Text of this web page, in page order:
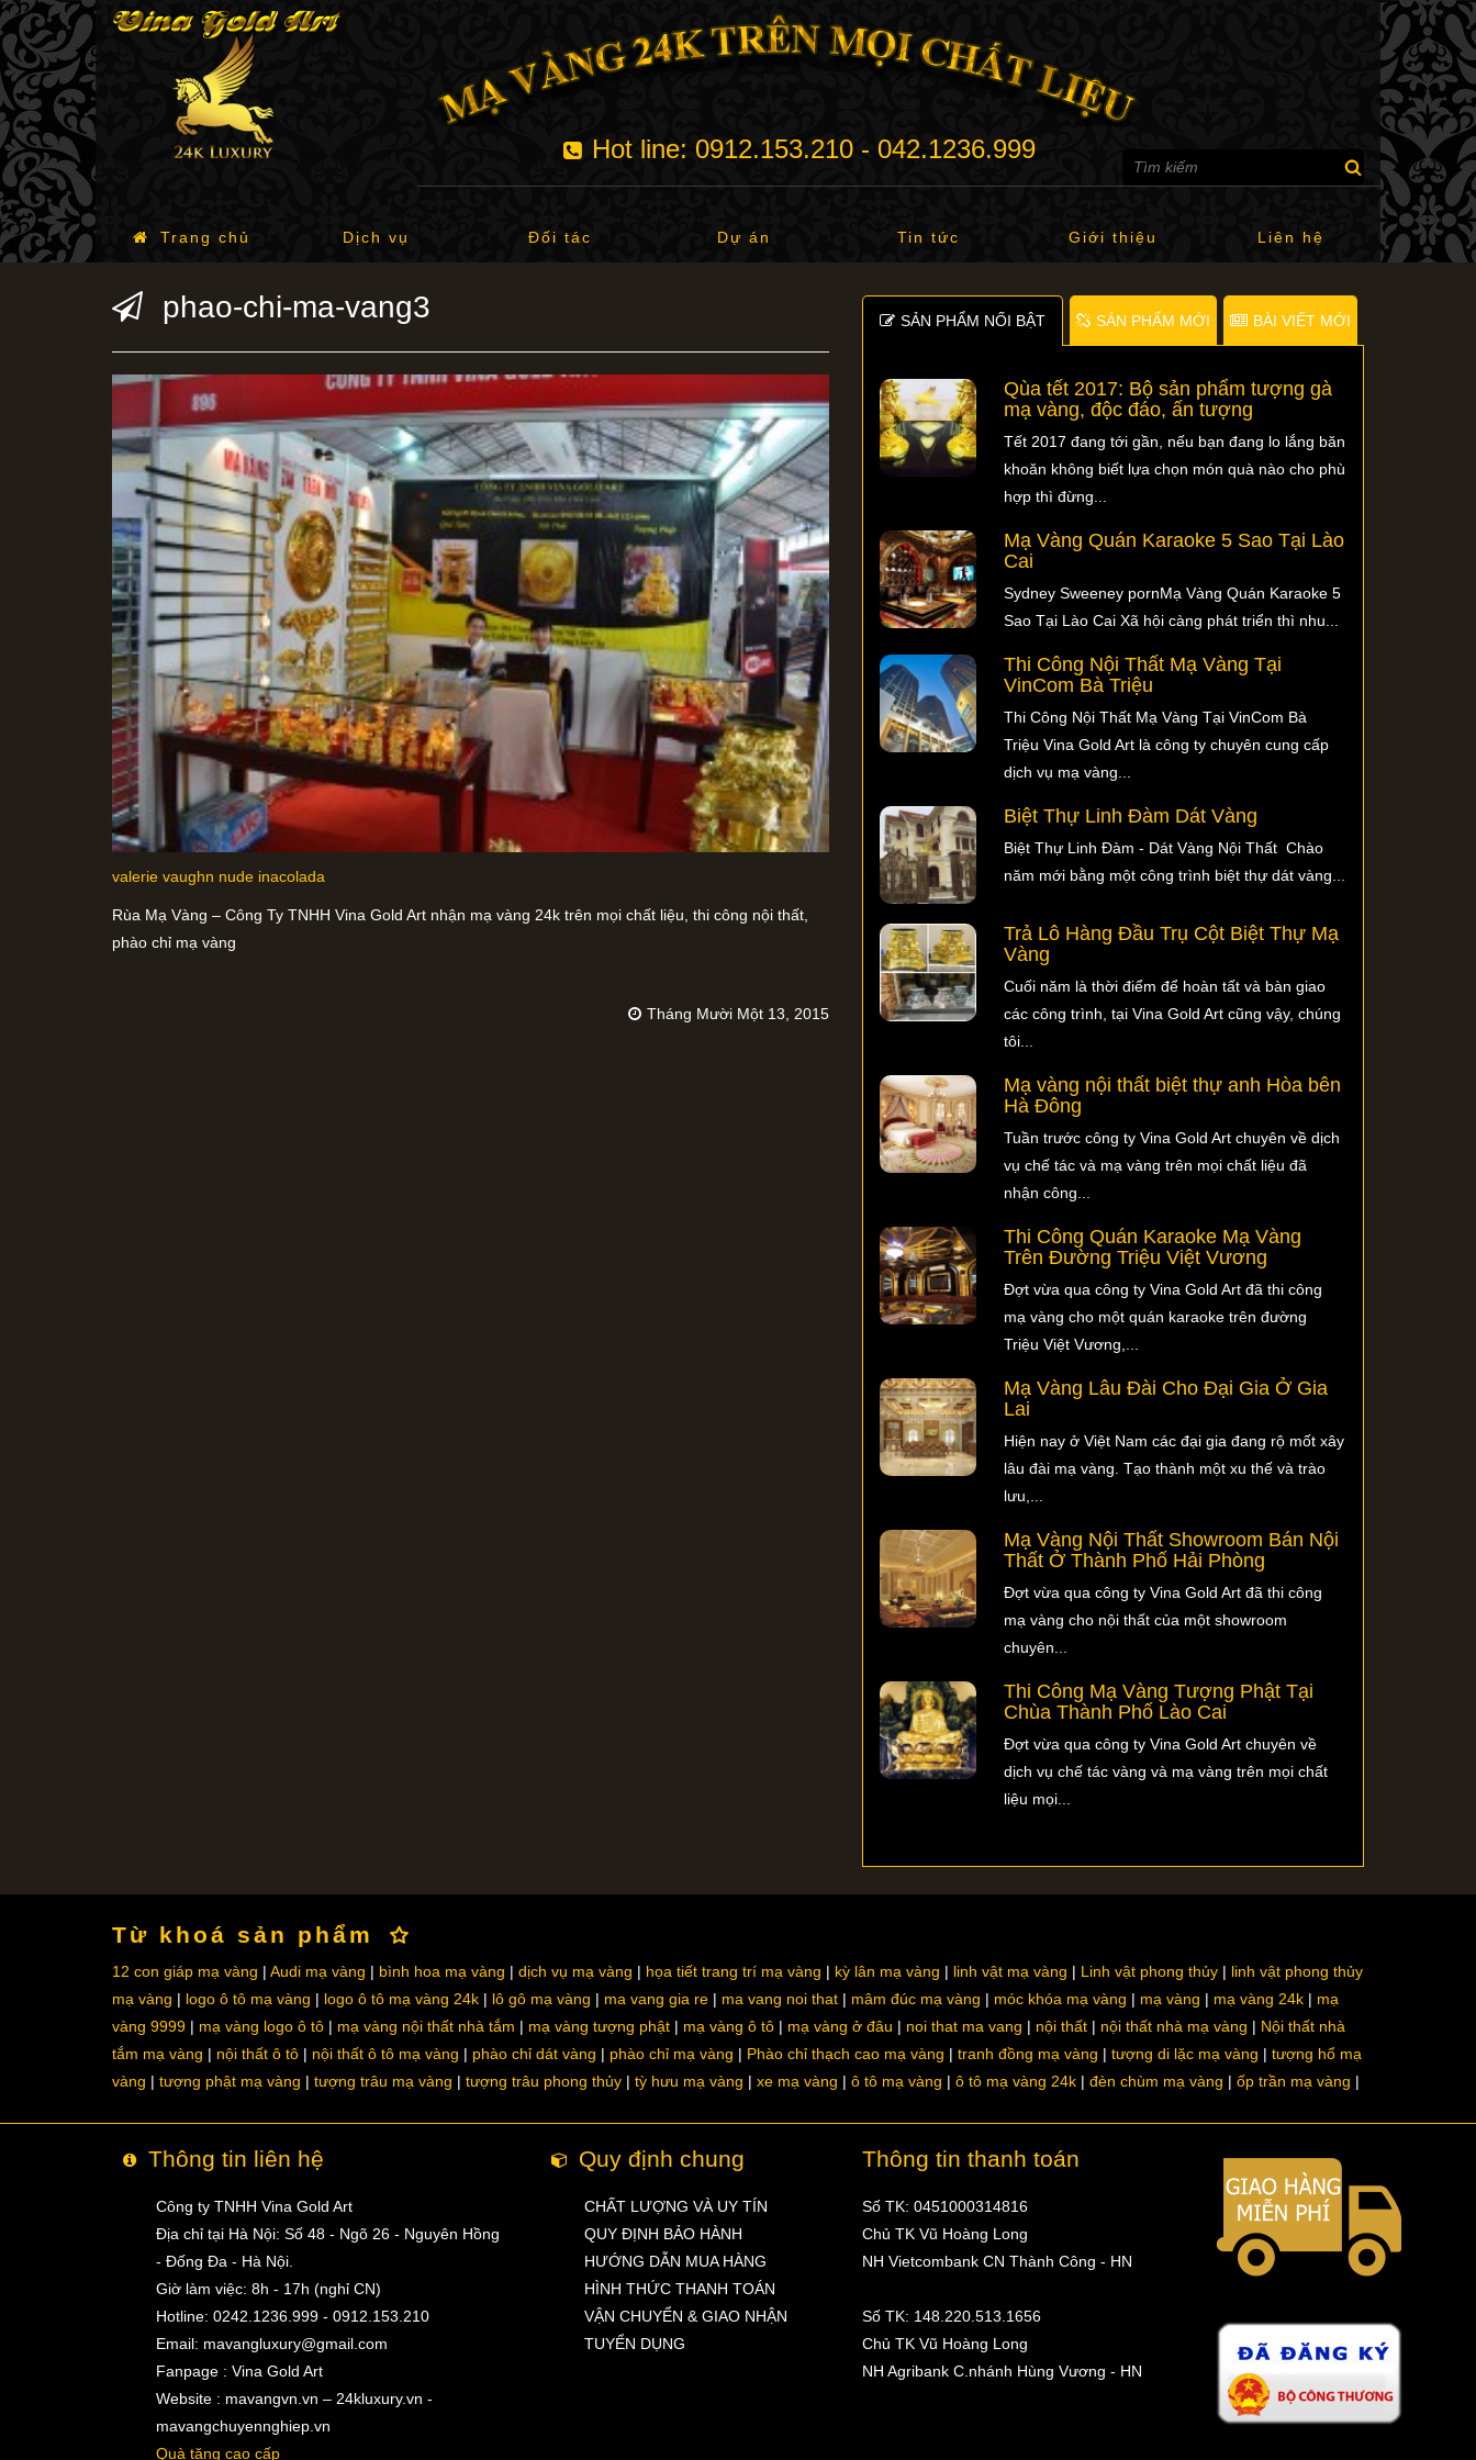
Hot line: 0912.153.210 - 042.1236.999
Trang chủ Dịch vụ Đối tác Dự án Tin tức Giới thiệu Liên hệ
phao-chi-ma-vang3
valerie vaughn nude inacolada
Rùa Mạ Vàng – Công Ty TNHH Vina Gold Art nhận mạ vàng 24k trên mọi chất liệu, thi công nội thất,
phào chỉ mạ vàng
Tháng Mười Một 13, 2015
SẢN PHẨM NỐI BẬT SẢN PHẨM MỚI BÀI VIẾT MỚI
Qùa tết 2017: Bộ sản phẩm tượng gà
mạ vàng, độc đáo, ấn tượng
Tết 2017 đang tới gần, nếu bạn đang lo lắng băn
khoăn không biết lựa chọn món quà nào cho phù
hợp thì đừng...
Mạ Vàng Quán Karaoke 5 Sao Tại Lào
Cai
Sydney Sweeney pornMạ Vàng Quán Karaoke 5
Sao Tại Lào Cai Xã hội càng phát triển thì nhu...
Thi Công Nội Thất Mạ Vàng Tại
VinCom Bà Triệu
Thi Công Nội Thất Mạ Vàng Tại VinCom Bà
Triệu Vina Gold Art là công ty chuyên cung cấp
dịch vụ mạ vàng...
Biệt Thự Linh Đàm Dát Vàng
Biệt Thự Linh Đàm - Dát Vàng Nội Thất Chào
năm mới bằng một công trình biệt thự dát vàng...
Trả Lô Hàng Đầu Trụ Cột Biệt Thự Mạ
Vàng
Cuối năm là thời điểm để hoàn tất và bàn giao
các công trình, tại Vina Gold Art cũng vậy, chúng
tôi...
Mạ vàng nội thất biệt thự anh Hòa bên
Hà Đông
Tuần trước công ty Vina Gold Art chuyên về dịch
vụ chế tác và mạ vàng trên mọi chất liệu đã
nhận công...
Thi Công Quán Karaoke Mạ Vàng
Trên Đường Triệu Việt Vương
Đợt vừa qua công ty Vina Gold Art đã thi công
mạ vàng cho một quán karaoke trên đường
Triệu Việt Vương,...
Mạ Vàng Lâu Đài Cho Đại Gia Ở Gia
Lai
Hiện nay ở Việt Nam các đại gia đang rộ mốt xây
lâu đài mạ vàng. Tạo thành một xu thế và trào
lưu,...
Mạ Vàng Nội Thất Showroom Bán Nội
Thất Ở Thành Phố Hải Phòng
Đợt vừa qua công ty Vina Gold Art đã thi công
mạ vàng cho nội thất của một showroom
chuyên...
Thi Công Mạ Vàng Tượng Phật Tại
Chùa Thành Phố Lào Cai
Đợt vừa qua công ty Vina Gold Art chuyên về
dịch vụ chế tác vàng và mạ vàng trên mọi chất
liệu mọi...
Từ khoá sản phẩm
12 con giáp mạ vàng Audi mạ vàng bình hoa mạ vàng dịch vụ mạ vàng họa tiết trang trí mạ vàng kỳ lân mạ vàng linh vật mạ vàng Linh vật phong thủy
linh vật phong thủy
mạ vàng
logo ô tô mạ vàng logo ô tô mạ vàng 24k lô gô mạ vàng ma vang gia re ma vang noi that mâm đúc mạ vàng móc khóa mạ vàng mạ vàng mạ vàng 24k
mạ
vàng 9999
mạ vàng logo ô tô mạ vàng nội thất nhà tắm mạ vàng tượng phật mạ vàng ô tô mạ vàng ở đâu noi that ma vang nội thất nội thất nhà mạ vàng
Nội thất nhà
tắm mạ vàng
nội thất ô tô nội thất ô tô mạ vàng phào chỉ dát vàng phào chỉ mạ vàng Phào chỉ thạch cao mạ vàng tranh đồng mạ vàng tượng di lặc mạ vàng
tượng hổ mạ
vàng
tượng phật mạ vàng tượng trâu mạ vàng tượng trâu phong thủy tỳ hưu mạ vàng xe mạ vàng ô tô mạ vàng ô tô mạ vàng 24k đèn chùm mạ vàng ốp trần mạ vàng
Thông tin liên hệ
Công ty TNHH Vina Gold Art
Địa chỉ tại Hà Nội: Số 48 - Ngõ 26 - Nguyên Hồng
- Đống Đa - Hà Nội.
Giờ làm việc: 8h - 17h (nghỉ CN)
Hotline: 0242.1236.999 - 0912.153.210
Email: mavangluxury@gmail.com
Fanpage : Vina Gold Art
Website : mavangvn.vn – 24kluxury.vn -
mavangchuyennghiep.vn
Quà tặng cao cấp
Quy định chung
CHẤT LƯỢNG VÀ UY TÍN
QUY ĐỊNH BẢO HÀNH
HƯỚNG DẪN MUA HÀNG
HÌNH THỨC THANH TOÁN
VẬN CHUYỂN & GIAO NHẬN
TUYỂN DỤNG
Thông tin thanh toán
Số TK: 0451000314816
Chủ TK Vũ Hoàng Long
NH Vietcombank CN Thành Công - HN
Số TK: 148.220.513.1656
Chủ TK Vũ Hoàng Long
NH Agribank C.nhánh Hùng Vương - HN